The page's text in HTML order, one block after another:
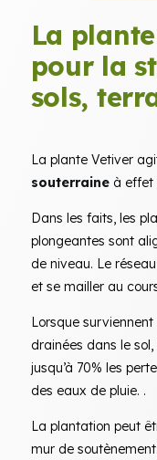
La
pour la
sols,
La plante Vetiver
souterraineà effet
Dans les faits, les
plongeantes sont
de niveau. Le
et se mailler au
Lorsque
drainées dans le
jusqu’à 70% les
des eaux de pluie. .
La plantation peut
mur de